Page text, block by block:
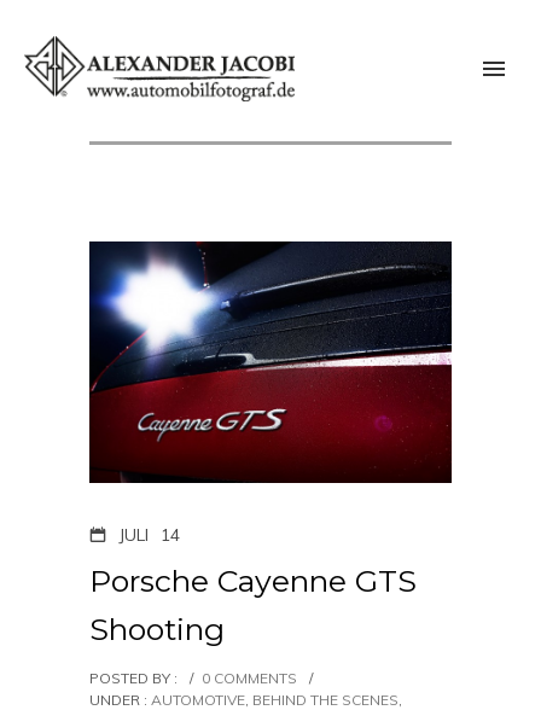
JULI 14
Porsche Cayenne GTS
Shooting
POSTED BY : / 0 COMMENTS
/
UNDER : AUTOMOTIVE BEHIND THE SCENES